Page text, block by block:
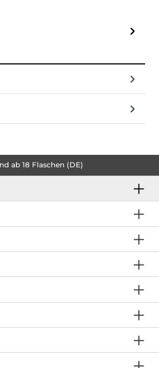
ab 18 Flaschen (DE)